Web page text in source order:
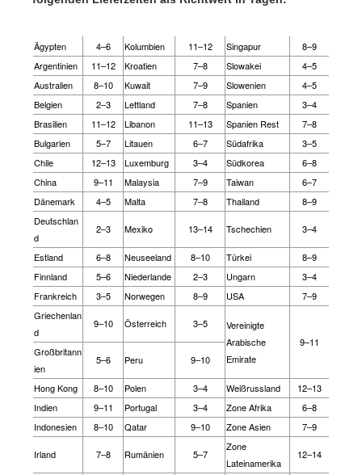
Ägypten 4–6 Kolumbien 11–12 Singapur
8–9
Argentinien
11–12 Kroatien 7–8 Slowakei
4–5
Australien
8–10 Kuwait 7–9 Slowenien
4–5
Belgien
2–3 Lettland 7–8 Spanien
3–4
Brasilien
11–12 Libanon 11–13 Spanien Rest
7–8
Bulgarien
5–7 Litauen 6–7 Südafrika
3–5
Chile
12–13 Luxemburg 3–4 Südkorea
6–8
China
9–11 Malaysia 7–9 Taiwan
6–7
Dänemark
4–5 Malta 7–8 Thailand
8–9
Deutschlan
d
2–3 Mexiko 13–14 Tschechien 3–4
Estland 6–8 Neuseeland 8–10 Türkei
8–9
Finnland
5–6 Niederlande 2–3 Ungarn
3–4
Frankreich
3–5 Norwegen 8–9 USA
7–9
Griechenlan
d
9–10 Österreich 3–5
Vereinigte
Arabische
Emirate
9–11
Großbritann
ien
5–6 Peru 9–10
Hong Kong 8–10 Polen 3–4 Weißrussland
12–13
Indien
9–11 Portugal 3–4 Zone Afrika
6–8
Indonesien
8–10 Qatar 9–10 Zone Asien 7–9
Irland 7–8 Rumänien 5–7
Zone
Lateinamerika
12–14